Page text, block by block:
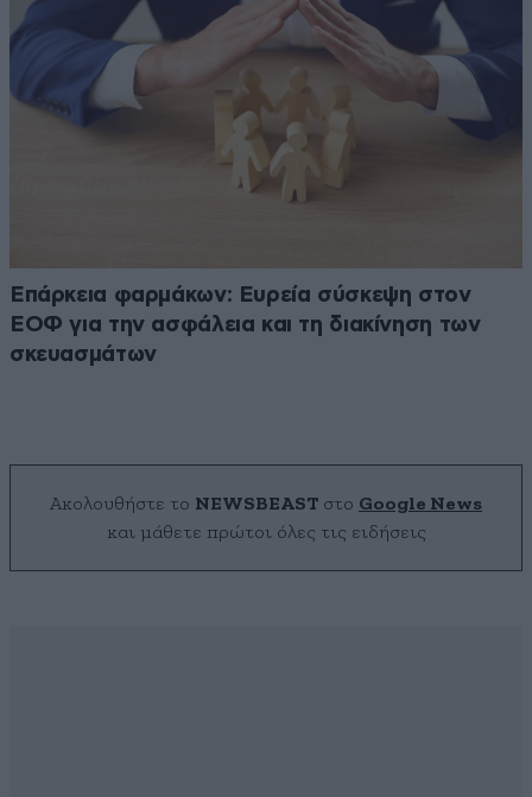
Επάρκεια φαρμάκων: Ευρεία σύσκεψη στον
ΕΟΦ για την ασφάλεια και τη διακίνηση των
σκευασμάτων
Ακολουθήστε το NEWSBEAST στο Google News
και μάθετε πρώτοι όλες τις ειδήσεις